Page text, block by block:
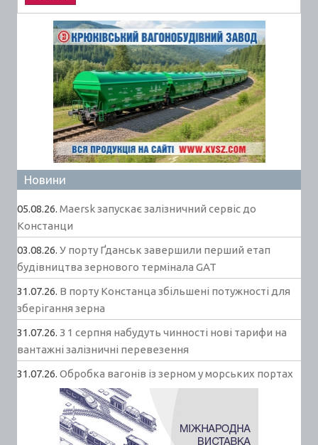
Новини
05.08.26. Maersk запускає залізничний сервіс до
Констанци
03.08.26. У порту Ґданськ завершили перший етап
будівництва зернового термінала GAT
31.07.26. В порту Констанца збільшені потужності для
зберігання зерна
31.07.26. З 1 серпня набудуть чинності нові тарифи на
вантажні залізничні перевезення
31.07.26. Обробка вагонів із зерном у морських портах